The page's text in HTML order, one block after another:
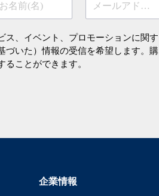
お名前(名) メールアドレス
ス、イベント、プロモーションに関す
づいた）情報の受信を希望します。購
ことができます。
企業情報